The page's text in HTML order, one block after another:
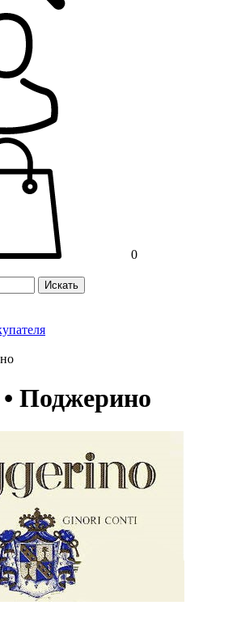
0
Искать
Поджерино